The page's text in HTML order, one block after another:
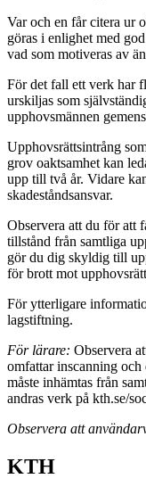
Var och en får citera ur
göras i enlighet med
vad som motiveras av
För det fall ett verk har
urskiljas som
upphovsmännen
Upphovsrättsintrång
grov oaktsamhet kan
upp till två år. Vidare
skadeståndsansvar.
Observera att du för att
tillstånd från samtliga
gör du dig skyldig till
för brott mot
För ytterligare
lagstiftning.
För lärare: Observera
omfattar inscanning
måste inhämtas från
andras verk på kth.se/
Observera att
KTH